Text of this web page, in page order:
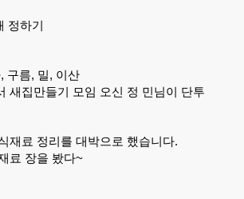
정하기
구름, 밀, 이산
새집만들기 모임 오신 정 민님이 단투
재료 정리를 대박으로 했습니다.
료 장을 봤다~